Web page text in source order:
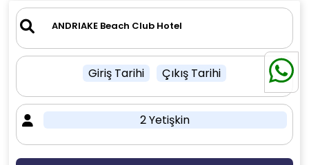
Giriş Tarihi Çıkış Tarihi
2 Yetişkin